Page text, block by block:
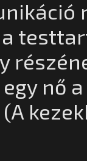
nő